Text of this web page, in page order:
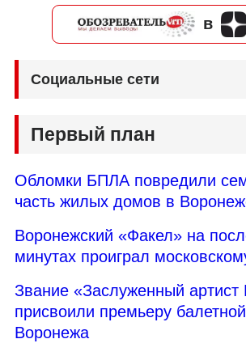
в
Социальные сети
Первый план
Обломки БПЛА повредили
часть жилых домов в
Воронежский «Факел» на
минутах проиграл
Звание «Заслуженный
присвоили премьеру
Воронежа